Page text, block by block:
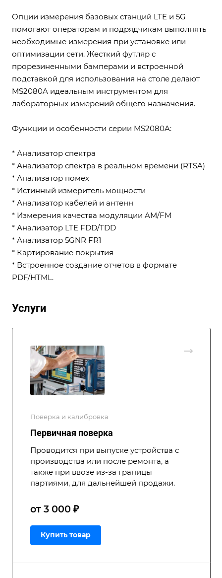
Опции измерения базовых станций LTE и 5G
помогают операторам и подрядчикам выполнять
необходимые измерения при установке или
оптимизации сети. Жесткий футляр с
прорезиненными бамперами и встроенной
подставкой для использования на столе делают
MS2080A идеальным инструментом для
лабораторных измерений общего назначения.
Функции и особенности серии MS2080A:
* Анализатор спектра
* Анализатор спектра в реальном времени (RTSA)
* Анализатор помех
* Истинный измеритель мощности
* Анализатор кабелей и антенн
* Измерения качества модуляции AM/FM
* Анализатор LTE FDD/TDD
* Анализатор 5GNR FR1
* Картирование покрытия
* Встроенное создание отчетов в формате
PDF/HTML.
Услуги
Поверка и калибровка
Первичная поверка
Проводится при выпуске устройства с
производства или после ремонта, а
также при ввозе из-за границы
партиями, для дальнейшей продажи.
от 3 000 ₽
Купить товар